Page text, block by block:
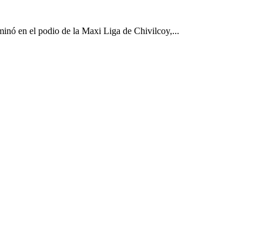
en el podio de la Maxi Liga de Chivilcoy,...